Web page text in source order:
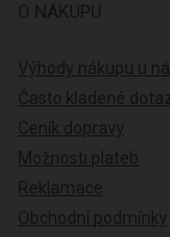
O NÁKUPU
Výhody nákupu u
Často kladené
Ceník dopravy
Možnosti plateb
Reklamace
Obchodní podmínky